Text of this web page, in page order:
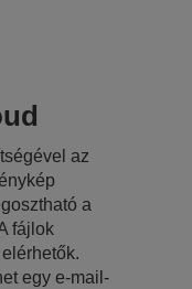
az
a
fájlok
egy e-mail-